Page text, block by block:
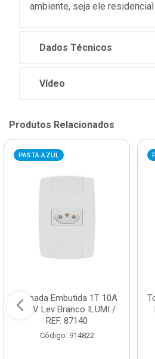
ambiente, seja ele
Dados Técnicos
Vídeo
Produtos Relacionados
PASTA AZUL
Tomada Embutida 1T 10A
250V Lev Branco ILUMI /
REF. 87140
Código: 914822